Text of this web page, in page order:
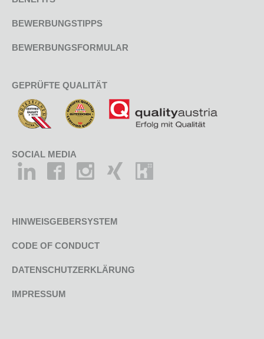
BEWERBUNGSTIPPS
BEWERBUNGSFORMULAR
GEPRÜFTE QUALITÄT
SOCIAL MEDIA
HINWEISGEBERSYSTEM
CODE OF CONDUCT
DATENSCHUTZERKLÄRUNG
IMPRESSUM